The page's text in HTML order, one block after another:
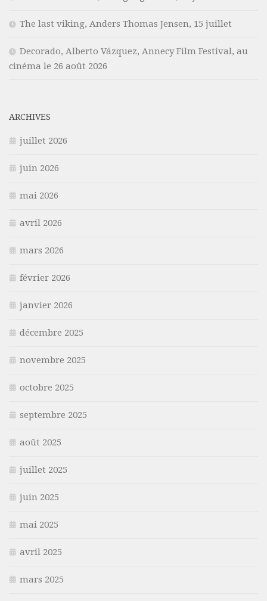
The last viking, Anders Thomas Jensen, 15 juillet
Decorado, Alberto Vázquez, Annecy Film Festival, au
cinéma le 26 août 2026
ARCHIVES
juillet 2026
juin 2026
mai 2026
avril 2026
mars 2026
février 2026
janvier 2026
décembre 2025
novembre 2025
octobre 2025
septembre 2025
août 2025
juillet 2025
juin 2025
mai 2025
avril 2025
mars 2025